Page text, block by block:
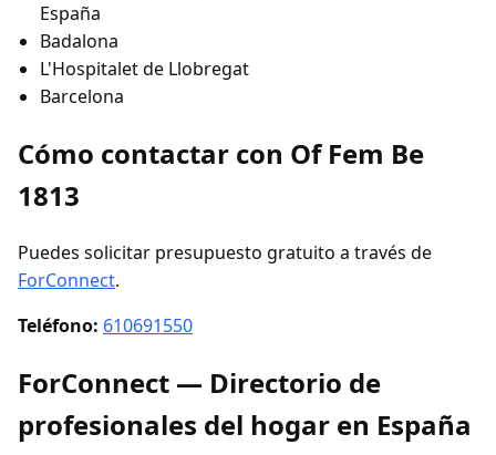
España
Badalona
L'Hospitalet de Llobregat
Barcelona
Cómo contactar con Of Fem Be
1813
Puedes solicitar presupuesto gratuito a través de
ForConnect.
Teléfono: 610691550
ForConnect — Directorio de
profesionales del hogar en España